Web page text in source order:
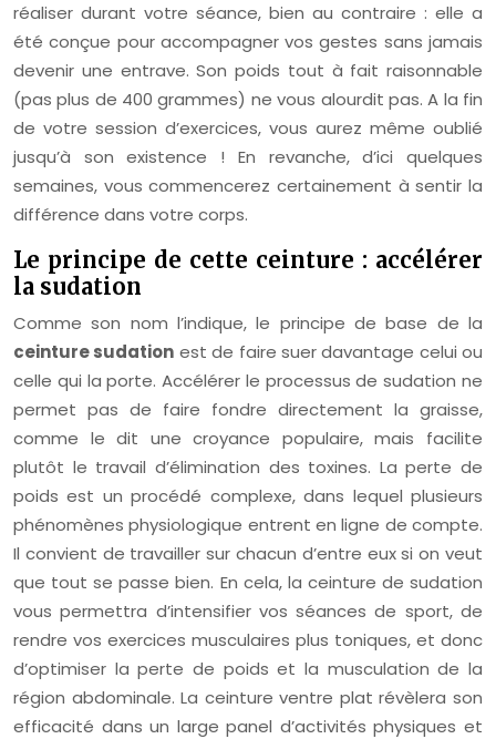
réaliser durant votre séance, bien au contraire : elle a
été conçue pour accompagner vos gestes sans jamais
devenir une entrave. Son poids tout à fait raisonnable
(pas plus de 400 grammes) ne vous alourdit pas. A la fin
de votre session d’exercices, vous aurez même oublié
jusqu’à son existence ! En revanche, d’ici quelques
semaines, vous commencerez certainement à sentir la
différence dans votre corps.
Le principe de cette ceinture : accélérer
la sudation
Comme son nom l’indique, le principe de base de la
ceinture sudation est de faire suer davantage celui ou
celle qui la porte. Accélérer le processus de sudation ne
permet pas de faire fondre directement la graisse,
comme le dit une croyance populaire, mais facilite
plutôt le travail d’élimination des toxines. La perte de
poids est un procédé complexe, dans lequel plusieurs
phénomènes physiologique entrent en ligne de compte.
Il convient de travailler sur chacun d’entre eux si on veut
que tout se passe bien. En cela, la ceinture de sudation
vous permettra d’intensifier vos séances de sport, de
rendre vos exercices musculaires plus toniques, et donc
d’optimiser la perte de poids et la musculation de la
région abdominale. La ceinture ventre plat révèlera son
efficacité dans un large panel d’activités physiques et